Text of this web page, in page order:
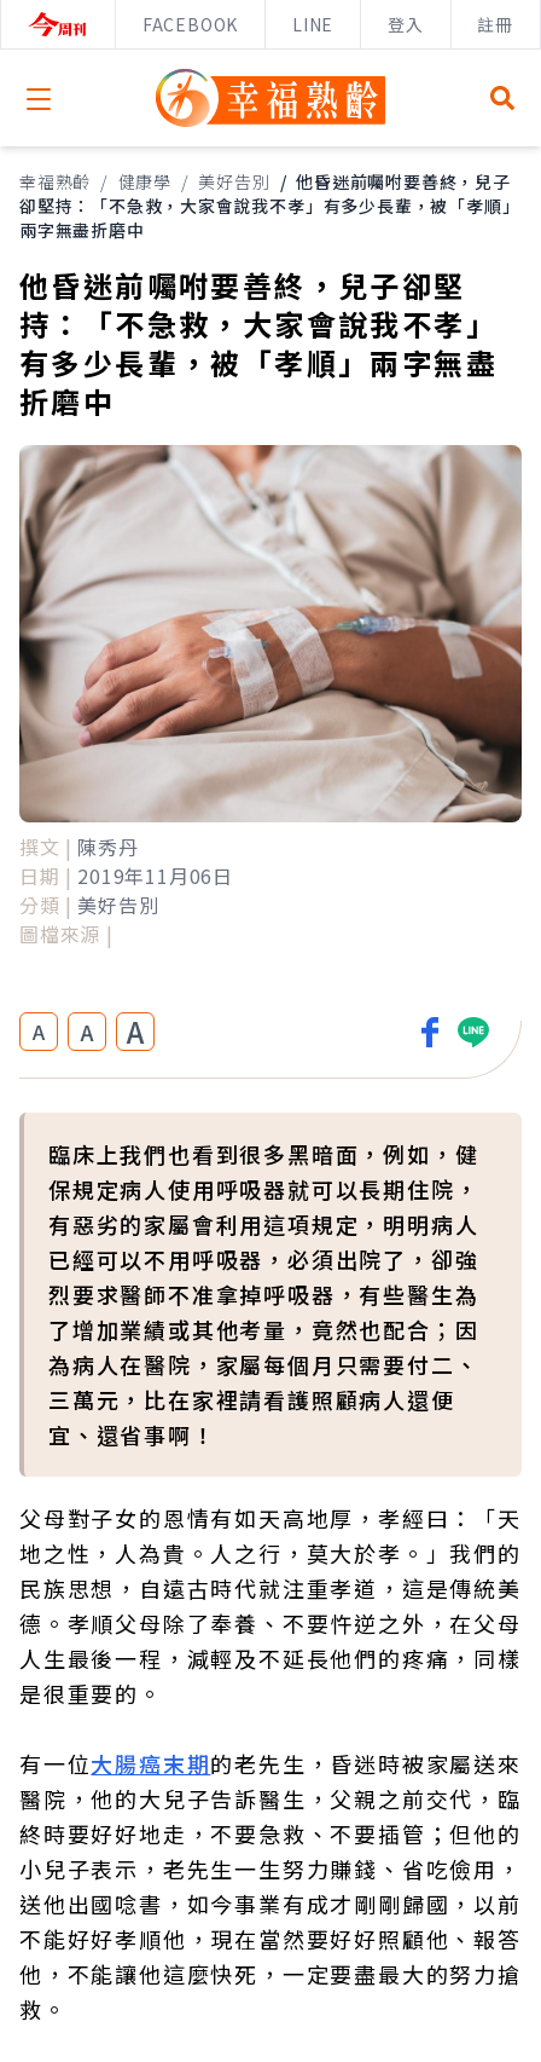
FACEBOOK LINE 登入 註冊
Open menu
幸福熟齡 / 健康學 / 美好告別 / 他昏迷前囑咐要善終，兒子
卻堅持：「不急救，大家會說我不孝」有多少長輩，被「孝順」
兩字無盡折磨中
他昏迷前囑咐要善終，兒子卻堅
持：「不急救，大家會說我不孝」
有多少長輩，被「孝順」兩字無盡
折磨中
撰文 | 陳秀丹
日期 | 2019年11月06日
分類 | 美好告別
圖檔來源 |
A A A
臨床上我們也看到很多黑暗面，例如，健
保規定病人使用呼吸器就可以長期住院，
有惡劣的家屬會利用這項規定，明明病人
已經可以不用呼吸器，必須出院了，卻強
烈要求醫師不准拿掉呼吸器，有些醫生為
了增加業績或其他考量，竟然也配合；因
為病人在醫院，家屬每個月只需要付二、
三萬元，比在家裡請看護照顧病人還便
宜、還省事啊！
父母對子女的恩情有如天高地厚，孝經曰：「天
地之性，人為貴。人之行，莫大於孝。」我們的
民族思想，自遠古時代就注重孝道，這是傳統美
德。孝順父母除了奉養、不要忤逆之外，在父母
人生最後一程，減輕及不延長他們的疼痛，同樣
是很重要的。
有一位大腸癌末期的老先生，昏迷時被家屬送來
醫院，他的大兒子告訴醫生，父親之前交代，臨
終時要好好地走，不要急救、不要插管；但他的
小兒子表示，老先生一生努力賺錢、省吃儉用，
送他出國唸書，如今事業有成才剛剛歸國，以前
不能好好孝順他，現在當然要好好照顧他、報答
他，不能讓他這麼快死，一定要盡最大的努力搶
救。